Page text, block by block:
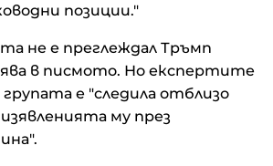
позиции."
не е преглеждал Тръмп
в писмото. Но експертите
е "следила отблизо
му през